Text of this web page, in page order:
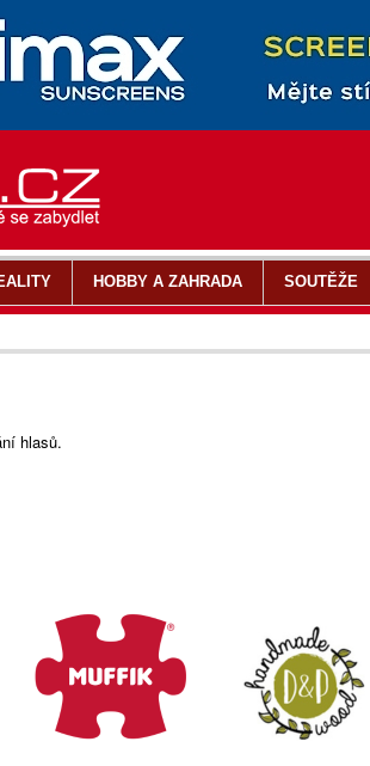
hlasů.
HOBBY A ZAHRADA SOUTĚŽE